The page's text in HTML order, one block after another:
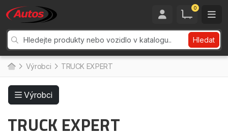
0
Hledat
Výrobci TRUCK EXPERT
Výrobci
TRUCK EXPERT